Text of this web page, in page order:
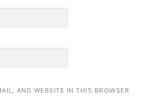
AND WEBSITE IN THIS BROWSER